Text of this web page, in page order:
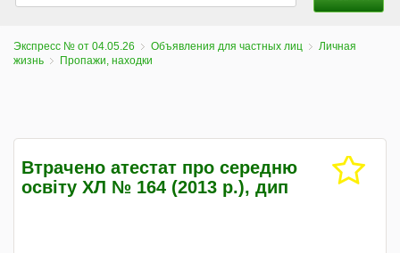
Экспресс № от 04.05.26 Объявления для частных лиц
Личная
жизнь
Пропажи, находки
Втрачено атестат про середню
освіту ХЛ № 164 (2013 р.), дип